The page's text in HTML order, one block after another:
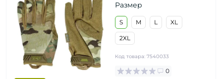
Размер
S M L XL
2XL
Код товара: 7540033
0